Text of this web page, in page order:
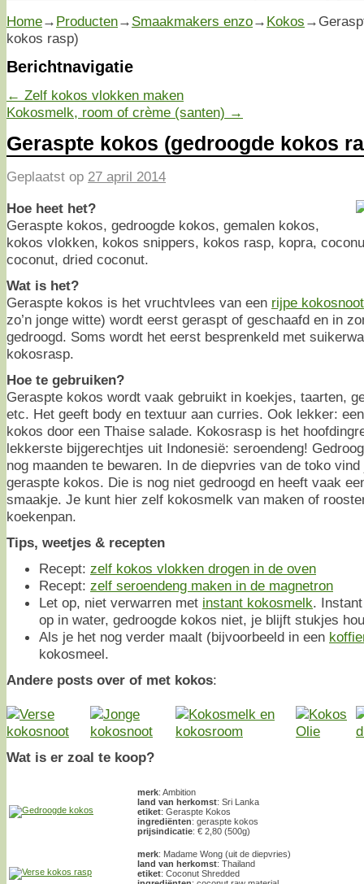
Home→ Producten→ Smaakmakers enzo→ Kokos →
kokos rasp)
Berichtnavigatie
← Zelf kokos vlokken maken
Kokosmelk, room of crème (santen) →
Geraspte kokos (gedroogde kokos
Geplaatst op 27 april 2014
Hoe heet het?
Geraspte kokos, gedroogde kokos, gemalen kokos,
kokos vlokken, kokos snippers, kokos rasp, kopra,
coconut, dried coconut.
Wat is het?
Geraspte kokos is het vruchtvlees van een rijpe kokosnoot
zo’n jonge witte) wordt eerst geraspt of geschaafd en in
gedroogd. Soms wordt het eerst besprenkeld met
kokosrasp.
Hoe te gebruiken?
Geraspte kokos wordt vaak gebruikt in koekjes, taarten,
etc. Het geeft body en textuur aan curries. Ook lekker:
kokos door een Thaise salade. Kokosrasp is het
lekkerste bijgerechtjes uit Indonesië: seroendeng!
nog maanden te bewaren. In de diepvries van de toko
geraspte kokos. Die is nog niet gedroogd en heeft vaak
smaakje. Je kunt hier zelf kokosmelk van maken of
koekenpan.
Tips, weetjes & recepten
Recept: zelf kokos vlokken drogen in de oven
Recept: zelf seroendeng maken in de magnetron
Let op, niet verwarren met instant kokosmelk.
op in water, gedroogde kokos niet, je blijft stukjes
Als je het nog verder maalt (bijvoorbeeld in een
kokosmeel.
Andere posts over of met kokos:
Wat is er zoal te koop?
merk: Ambition
land van herkomst: Sri Lanka
etiket: Geraspte Kokos
ingrediënten: geraspte kokos
prijsindicatie: € 2,80 (500g)
merk: Madame Wong (uit de diepvries)
land van herkomst: Thailand
etiket: Coconut Shredded